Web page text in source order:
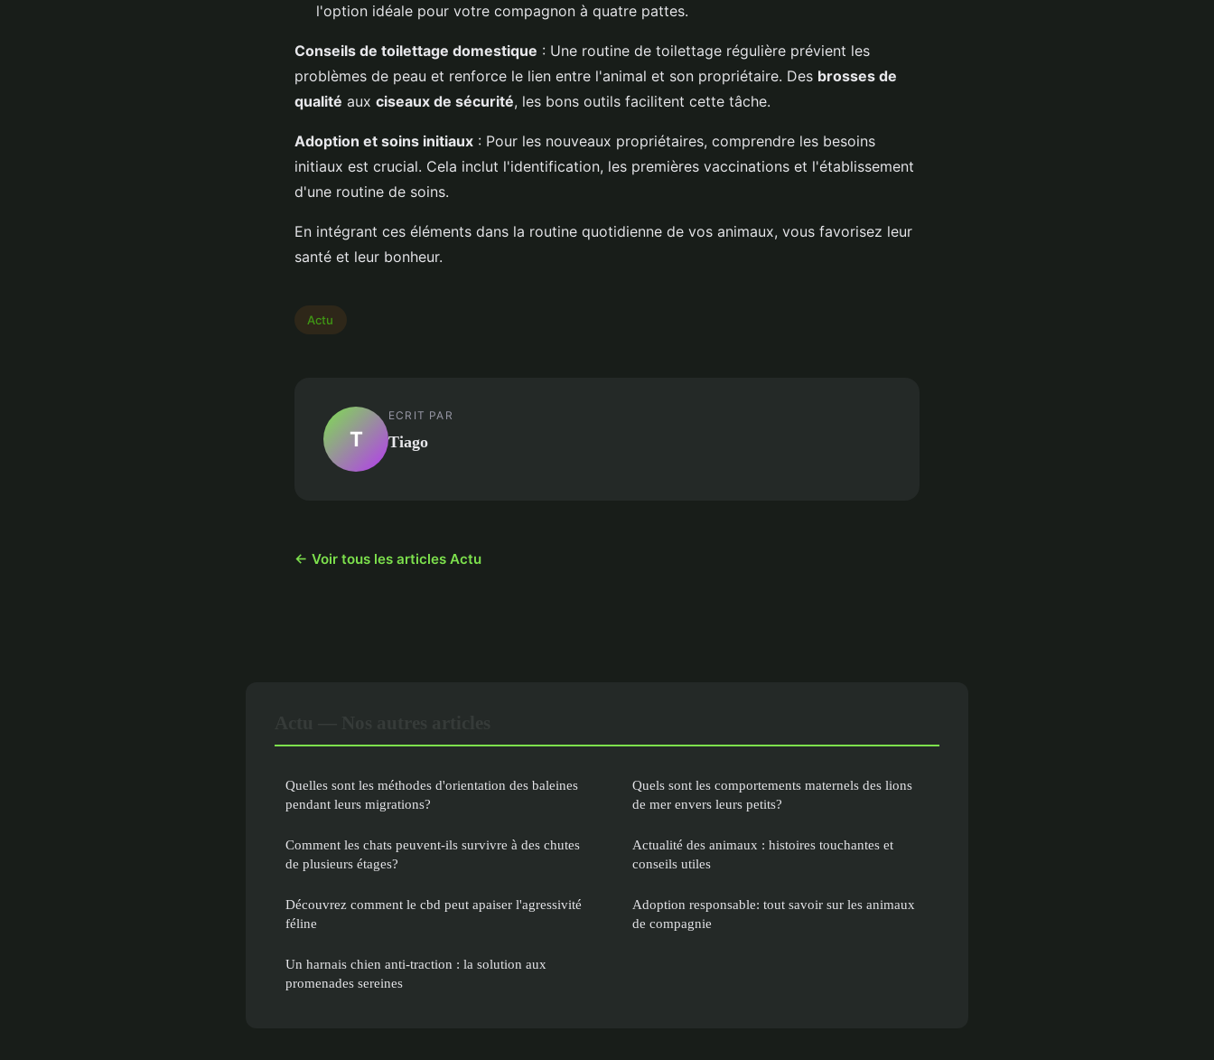
l'option idéale pour votre compagnon à quatre pattes.
Conseils de toilettage domestique : Une routine de toilettage régulière prévient les
problèmes de peau et renforce le lien entre l'animal et son propriétaire. Des brosses de
qualité aux ciseaux de sécurité, les bons outils facilitent cette tâche.
Adoption et soins initiaux : Pour les nouveaux propriétaires, comprendre les besoins
initiaux est crucial. Cela inclut l'identification, les premières vaccinations et l'établissement
d'une routine de soins.
En intégrant ces éléments dans la routine quotidienne de vos animaux, vous favorisez leur
santé et leur bonheur.
Actu
T
ECRIT PAR
Tiago
← Voir tous les articles Actu
Quelles sont les méthodes d'orientation des baleines
pendant leurs migrations?
Comment les chats peuvent-ils survivre à des chutes
de plusieurs étages?
Découvrez comment le cbd peut apaiser l'agressivité
féline
Un harnais chien anti-traction : la solution aux
promenades sereines
Quels sont les comportements maternels des lions
de mer envers leurs petits?
Actualité des animaux : histoires touchantes et
conseils utiles
Adoption responsable: tout savoir sur les animaux
de compagnie